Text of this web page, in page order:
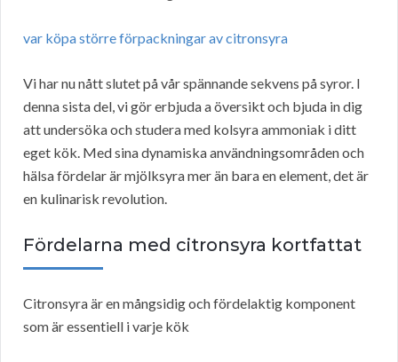
var köpa större förpackningar av citronsyra
Vi har nu nått slutet på vår spännande sekvens på syror. I
denna sista del, vi gör erbjuda a översikt och bjuda in dig
att undersöka och studera med kolsyra ammoniak i ditt
eget kök. Med sina dynamiska användningsområden och
hälsa fördelar är mjölksyra mer än bara en element, det är
en kulinarisk revolution.
Fördelarna med citronsyra kortfattat
Citronsyra är en mångsidig och fördelaktig komponent
som är essentiell i varje kök